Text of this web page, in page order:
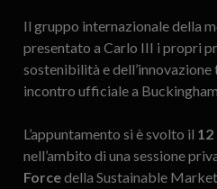
Il gruppo internazionale della
presentato a Carlo III i propri
sostenibilità e
incontro ufficiale a
L’appuntamento si è svolto il
nell’ambito di una sessione
Forcedella Sustainable